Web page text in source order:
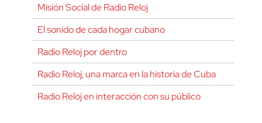
Misión Social de Radio Reloj
El sonido de cada hogar cubano
Radio Reloj por dentro
Radio Reloj, una marca en la historia de Cuba
Radio Reloj en interacción con su público